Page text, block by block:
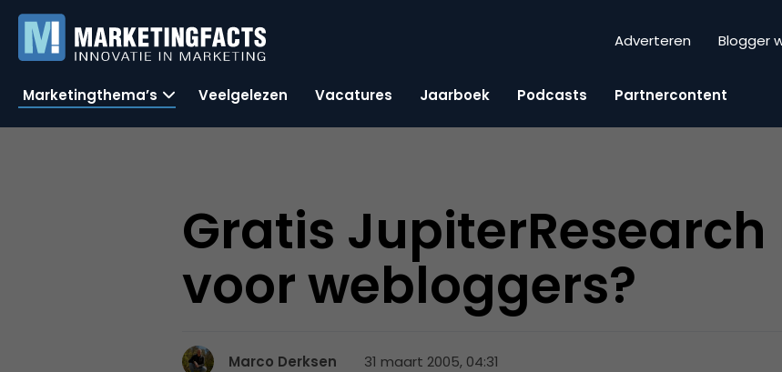
Adverteren Blogger
Marketingthema’s Veelgelezen Vacatures Jaarboek Podcasts Partnercontent
Gratis
voor webloggers?
Marco Derksen 31 maart 2005, 04:31